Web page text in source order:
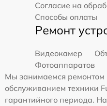
Согласие на
Способы оплаты
Ремонт
Видеокамер
Фотоаппаратов
Мы занимаемся ремонтом
обслуживанием техники
гарантийного периода.